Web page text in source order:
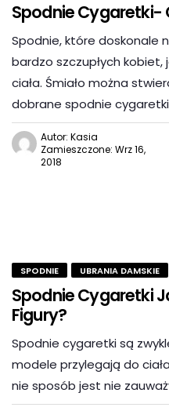
Spodnie Cygaretki-
Spodnie, które doskonale
bardzo szczupłych
ciała. Śmiało można
dobrane spodnie
Autor: Kasia
Zamieszczone: Wrz 16,
2018
SPODNIE UBRANIA DAMSKIE
Spodnie Cygaretki
Figury?
Spodnie cygaretki są
modele przylegają do
nie sposób jest nie